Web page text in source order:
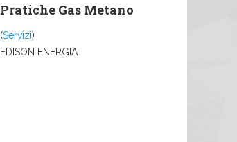
Pratiche Gas Metano
(Servizi)
EDISON ENERGIA